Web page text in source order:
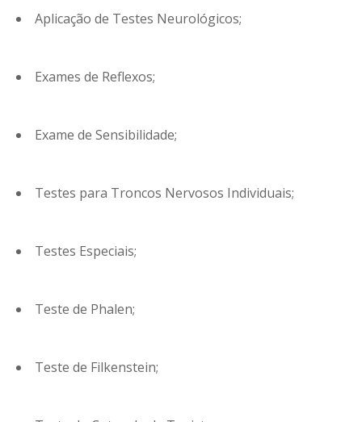
Aplicação de Testes Neurológicos;
Exames de Reflexos;
Exame de Sensibilidade;
Testes para Troncos Nervosos Individuais;
Testes Especiais;
Teste de Phalen;
Teste de Filkenstein;